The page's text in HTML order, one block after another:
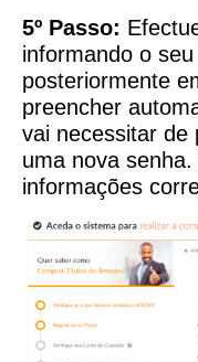
5º Passo:
informando o
posteriormente
preencher
vai necessitar de
uma nova
informações